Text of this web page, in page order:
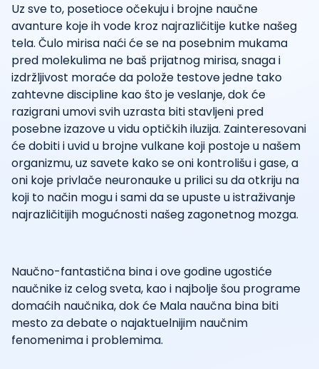
Uz sve to, posetioce očekuju i brojne naučne
avanture koje ih vode kroz najrazličitije kutke našeg
tela. Čulo mirisa naći će se na posebnim mukama
pred molekulima ne baš prijatnog mirisa, snaga i
izdržljivost moraće da polože testove jedne tako
zahtevne discipline kao što je veslanje, dok će
razigrani umovi svih uzrasta biti stavljeni pred
posebne izazove u vidu optičkih iluzija. Zainteresovani
će dobiti i uvid u brojne vulkane koji postoje u našem
organizmu, uz savete kako se oni kontrolišu i gase, a
oni koje privlače neuronauke u prilici su da otkriju na
koji to način mogu i sami da se upuste u istraživanje
najrazličitijih mogućnosti našeg zagonetnog mozga.
Naučno-fantastična bina i ove godine ugostiće
naučnike iz celog sveta, kao i najbolje šou programe
domaćih naučnika, dok će Mala naučna bina biti
mesto za debate o najaktuelnijim naučnim
fenomenima i problemima.